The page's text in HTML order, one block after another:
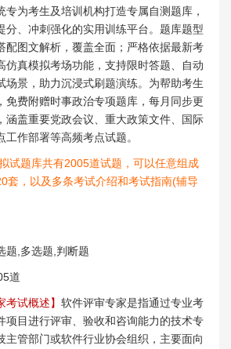
专为考生及培训机构打造专属自测题库，
分、冲刺强化的实用训练平台。题库题型
配图文解析，覆盖全面；严格依据最新考
仿真模拟考场功能，支持限时答题、自动
场景，助力沉浸式刷题演练。为帮助考生
免费附赠时事政治专项题库，每月同步更
涵盖重要党政会议、重大政策文件、国际
作部署等高频考点试题。
试题库共有2005道试题，可以任意组成
套，以及多条考试介绍和考试指南(辅导
,多选题,判断题
道
考试概述】 软件评审专家是指通过专业考
项目进行评审、验收和咨询能力的技术专
主管部门或软件行业协会组织，主要面向